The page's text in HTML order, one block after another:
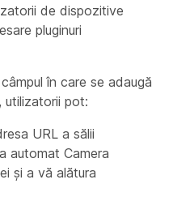
de dispozitive
pluginuri
în care se adaugă
utilizatorii pot:
URL a sălii
automat Camera
și a vă alătura